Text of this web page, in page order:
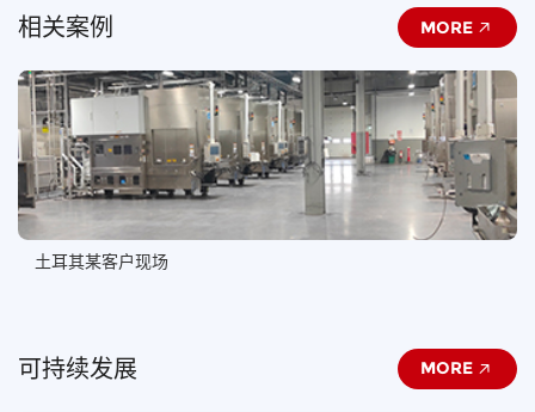
相关案例 MORE
土耳其某客户现场
可持续发展 MORE